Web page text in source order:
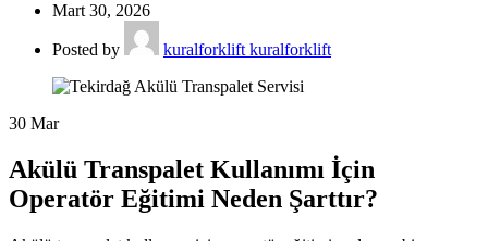
Mart 30, 2026
Posted by kuralforklift kuralforklift
30 Mar
Akülü Transpalet Kullanımı İçin
Operatör Eğitimi Neden Şarttır?